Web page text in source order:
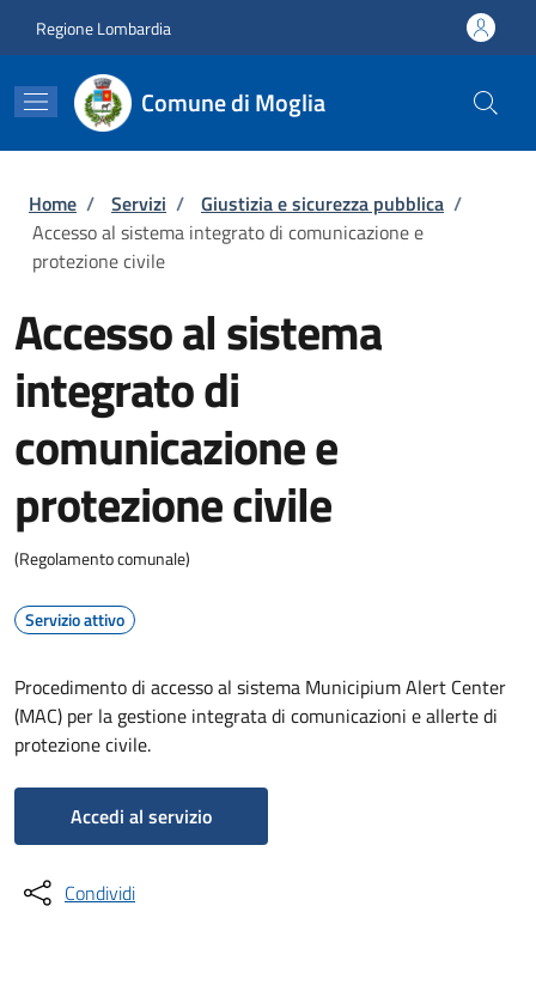
Regione Lombardia
Comune di Moglia
Briciole di pane
Home / Servizi / Giustizia e sicurezza pubblica /
Accesso al sistema integrato di comunicazione e
protezione civile
Accesso al sistema
integrato di
comunicazione e
protezione civile
(Regolamento comunale)
Servizio attivo
Procedimento di accesso al sistema Municipium Alert Center
(MAC) per la gestione integrata di comunicazioni e allerte di
protezione civile.
Accedi al servizio
Condividi